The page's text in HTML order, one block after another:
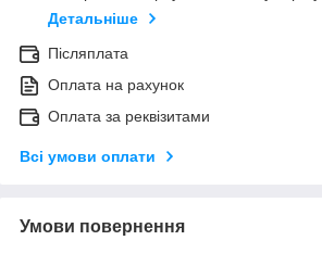
Детальніше
Післяплата
Оплата на рахунок
Оплата за реквізитами
Всі умови оплати
Умови повернення